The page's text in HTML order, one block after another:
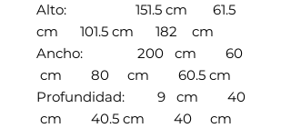
Alto: 151.5 cm 61.5
cm 101.5 cm 182 cm
Ancho: 200 cm 60
cm 80 cm 60.5 cm
Profundidad: 9 cm 40
cm 40.5 cm 40 cm